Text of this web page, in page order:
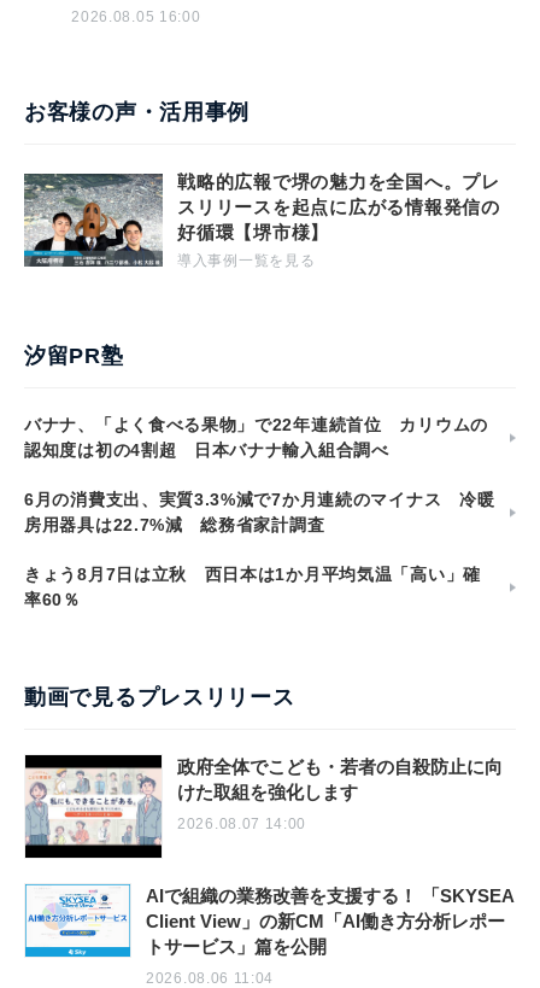
2026.08.05 16:00
お客様の声・活用事例
戦略的広報で堺の魅力を全国へ。プレ
スリリースを起点に広がる情報発信の
好循環【堺市様】
導入事例一覧を見る
汐留PR塾
バナナ、「よく食べる果物」で22年連続首位 カリウムの
認知度は初の4割超 日本バナナ輸入組合調べ
6月の消費支出、実質3.3%減で7か月連続のマイナス 冷暖
房用器具は22.7%減 総務省家計調査
きょう8月7日は立秋 西日本は1か月平均気温「高い」確
率60％
動画で見るプレスリリース
政府全体でこども・若者の自殺防止に向
けた取組を強化します
2026.08.07 14:00
AIで組織の業務改善を支援する！ 「SKYSEA
Client View」の新CM「AI働き方分析レポー
トサービス」篇を公開
2026.08.06 11:04